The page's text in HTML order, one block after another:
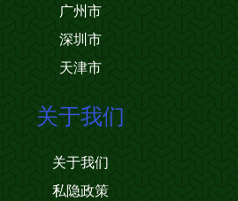
广州市
深圳市
天津市
关于我们
关于我们
私隐政策